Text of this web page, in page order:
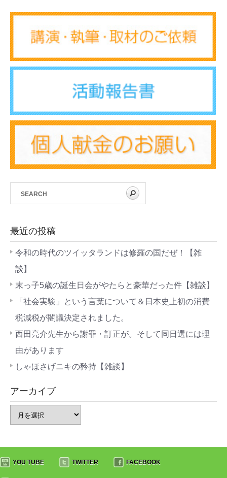
最近の投稿
令和の時代のツイッタランドは修羅の国だぜ！【雑
談】
末っ子5歳の誕生日会がやたらと豪華だった件【雑談】
「社会実験」という言葉について＆日本史上初の消費
税減税が閣議決定されました。
西田亮介先生から謝罪・訂正が。そして同日選には理
由があります
しゃほさげニキの矜持【雑談】
アーカイブ
YOU TUBE TWITTER FACEBOOK